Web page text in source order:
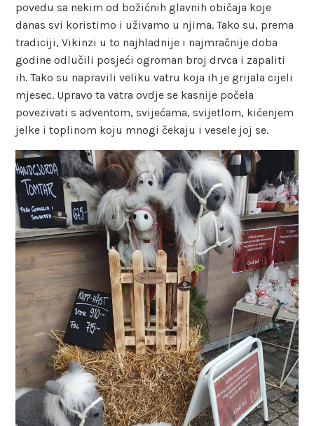
povedu sa nekim od božićnih glavnih običaja koje
danas svi koristimo i uživamo u njima. Tako su, prema
tradiciji, Vikinzi u to najhladnije i najmračnije doba
godine odlučili posjeći ogroman broj drvca i zapaliti
ih. Tako su napravili veliku vatru koja ih je grijala cijeli
mjesec. Upravo ta vatra ovdje se kasnije počela
povezivati s adventom, svijećama, svijetlom, kićenjem
jelke i toplinom koju mnogi čekaju i vesele joj se.